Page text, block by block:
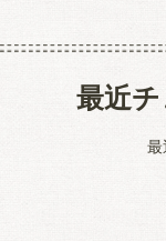
最近
最